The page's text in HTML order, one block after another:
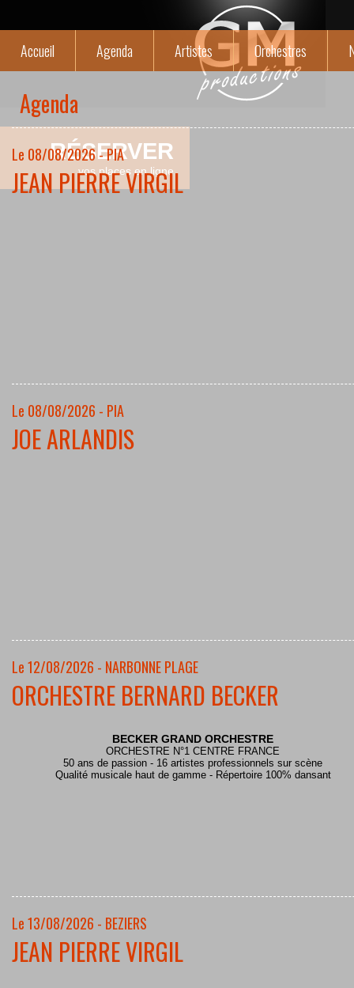
RÉSERVER
vos places en ligne
Accueil Agenda Artistes Orchestres
Agenda
Le 08/08/2026 - PIA
JEAN PIERRE VIRGIL
Le 08/08/2026 - PIA
JOE ARLANDIS
Le 12/08/2026 - NARBONNE PLAGE
ORCHESTRE BERNARD BECKER
BECKER GRAND ORCHESTRE
ORCHESTRE N°1 CENTRE FRANCE
50 ans de passion - 16 artistes professionnels sur scène
Qualité musicale haut de gamme - Répertoire 100% dansant
Le 13/08/2026 - BEZIERS
JEAN PIERRE VIRGIL